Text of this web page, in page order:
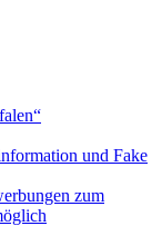
und Fake
zum